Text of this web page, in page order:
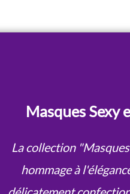
Masques Sexy
La collection
hommage à